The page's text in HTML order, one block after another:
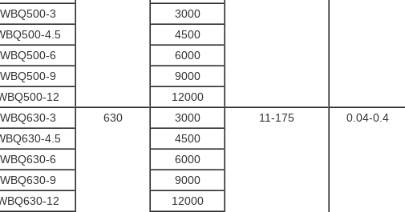
WBQ500-3
3000
4.5
4500
WBQ500-6
6000
WBQ500-9
9000
12
12000
WBQ630-3
630 3000 11-175 0.04-0.4
4.5
4500
WBQ630-6
6000
WBQ630-9
9000
12
12000